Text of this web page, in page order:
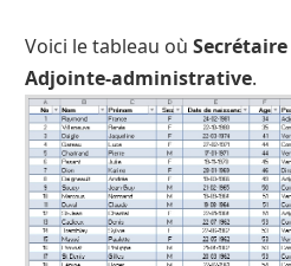
Voici le tableau où Secrétaire
Adjointe-administrative.